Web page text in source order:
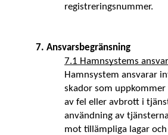
registreringsnummer.
7. Ansvarsbegränsning
7.1 Hamnsystems
Hamnsystem ansvarar
skador som
av fel eller avbrott i
användning av
mot tillämpliga lagar